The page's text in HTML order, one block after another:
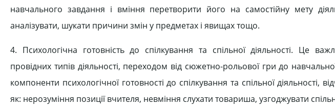
навчального завдання і вміння перетворити його на самостійну мету
аналізувати, шукати причини змін у предметах і явищах тощо.
4. Психологічна готовність до спілкування та спільної діяльності. Це
провідних типів діяльності, переходом від сюжетно-рольової гри до
компоненти психологічної готовності до спілкування та спільної діяльності,
як: нерозуміння позиції вчителя, невміння слухати товариша, узгоджувати